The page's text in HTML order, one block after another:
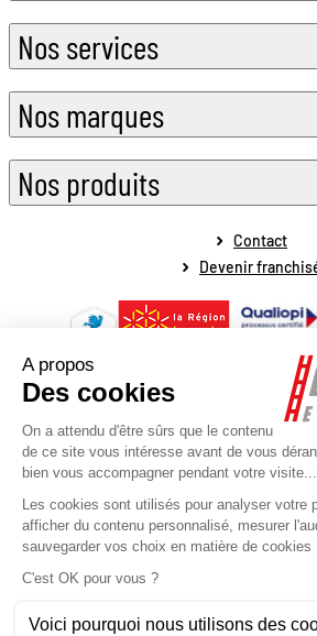
Nos services
Nos marques
Nos produits
Contact
Devenir
Mentions légales Conditions
Conditions générales de
Politique de protection des